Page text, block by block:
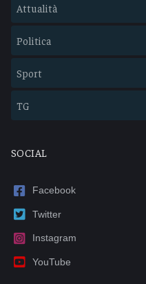
Attualità
Politica
Sport
TG
SOCIAL
Facebook
Twitter
Instagram
YouTube